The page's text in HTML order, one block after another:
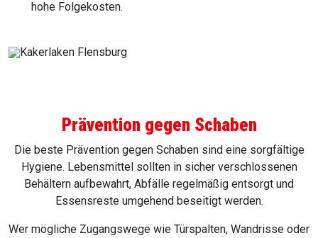
hohe Folgekosten.
Prävention gegen Schaben
Die beste Prävention gegen Schaben sind eine sorgfältige
Hygiene. Lebensmittel sollten in sicher verschlossenen
Behältern aufbewahrt, Abfälle regelmäßig entsorgt und
Essensreste umgehend beseitigt werden.
Wer mögliche Zugangswege wie Türspalten, Wandrisse oder